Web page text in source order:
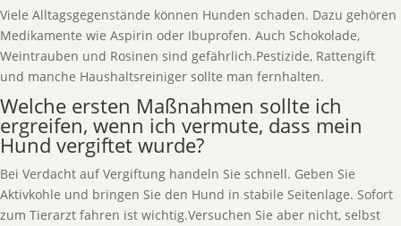
Viele Alltagsgegenstände können Hunden schaden. Dazu gehören
Medikamente wie Aspirin oder Ibuprofen. Auch Schokolade,
Weintrauben und Rosinen sind gefährlich.Pestizide, Rattengift
und manche Haushaltsreiniger sollte man fernhalten.
Welche ersten Maßnahmen sollte ich
ergreifen, wenn ich vermute, dass mein
Hund vergiftet wurde?
Bei Verdacht auf Vergiftung handeln Sie schnell. Geben Sie
Aktivkohle und bringen Sie den Hund in stabile Seitenlage. Sofort
zum Tierarzt fahren ist wichtig.Versuchen Sie aber nicht, selbst